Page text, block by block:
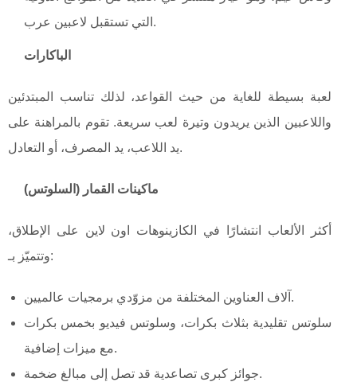
التي تستقبل لاعبين عرب.
الباكارات
لعبة بسيطة للغاية من حيث القواعد، لذلك تناسب المبتدئين
واللاعبين الذين يريدون وتيرة لعب سريعة. تقوم بالمراهنة على
يد اللاعب، يد المصرف، أو التعادل.
ماكينات القمار (السلوتس)
أكثر الألعاب انتشارًا في الكازينوهات اون لاين على الإطلاق،
وتتميّز بـ:
آلاف العناوين المختلفة من مزوّدي برمجيات عالميين.
سلوتس تقليدية بثلاث بكرات، وسلوتس فيديو بخمس بكرات
مع ميزات إضافية.
جوائز كبرى تصاعدية قد تصل إلى مبالغ ضخمة.